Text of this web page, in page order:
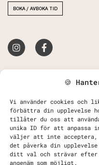
🍪
Vi använder cookies och
förbättra din upplevelse
tillåter du oss att
unika ID för att anpassa
väljer att inte acceptera,
det påverka din
ditt val och strävar efter
angenäm som möjligt.
BOKA / AVBOKA TID
Priser
FAQ - Vanliga frågor &
Köpvillkor, Betalning och
Retur och Reklamation
Integritetspolicy